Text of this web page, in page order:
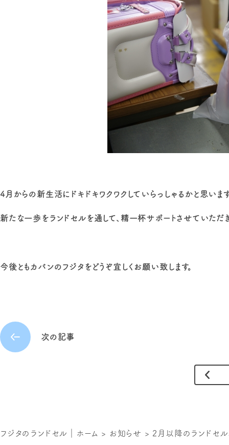
4月からの新生活にドキドキワクワクしていらっしゃるかと思います
新たな一歩をランドセルを通して、精一杯サポートさせていただき
今後ともカバンのフジタをどうぞ宜しくお願い致します。
次の記事
フジタのランドセル｜ホーム > お知らせ > 2月以降のランドセ